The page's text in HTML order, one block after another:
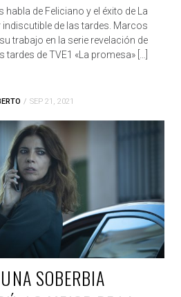
de Feliciano y el éxito de La
indiscutible de las tardes. Marcos
trabajo en la serie revelación de
tardes de TVE1 «La promesa» […]
SEP 21, 2021
SOBERBIA